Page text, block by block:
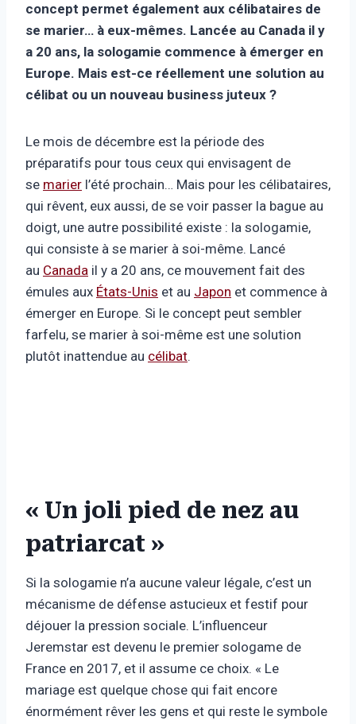
concept permet également aux célibataires de
se marier… à eux-mêmes. Lancée au Canada il y
a 20 ans, la sologamie commence à émerger en
Europe. Mais est-ce réellement une solution au
célibat ou un nouveau business juteux ?
Le mois de décembre est la période des
préparatifs pour tous ceux qui envisagent de
se marier l’été prochain… Mais pour les célibataires,
qui rêvent, eux aussi, de se voir passer la bague au
doigt, une autre possibilité existe : la sologamie,
qui consiste à se marier à soi-même. Lancé
au Canada il y a 20 ans, ce mouvement fait des
émules aux États-Unis et au Japon et commence à
émerger en Europe. Si le concept peut sembler
farfelu, se marier à soi-même est une solution
plutôt inattendue au célibat.
« Un joli pied de nez au
patriarcat »
Si la sologamie n’a aucune valeur légale, c’est un
mécanisme de défense astucieux et festif pour
déjouer la pression sociale. L’influenceur
Jeremstar est devenu le premier sologame de
France en 2017, et il assume ce choix. « Le
mariage est quelque chose qui fait encore
énormément rêver les gens et qui reste le symbole